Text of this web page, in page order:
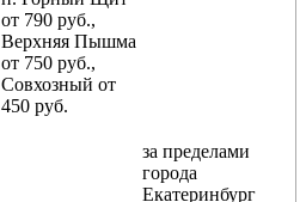
от 790 руб.,
Верхняя Пышма
от 750 руб.,
Совхозный от
450 руб.
за пределами
города
Екатеринбург